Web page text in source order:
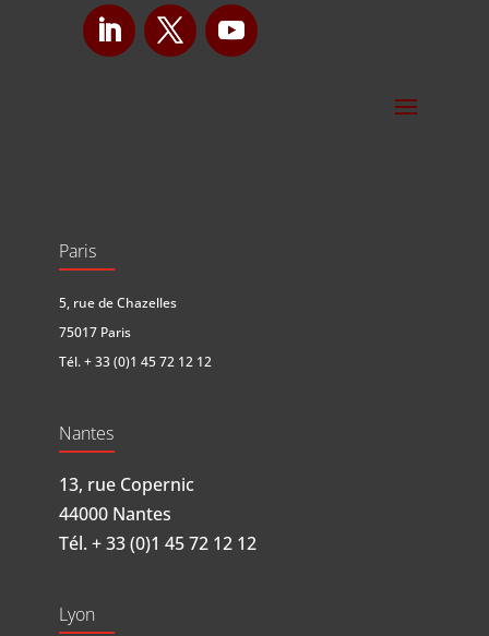
Paris
5, rue de Chazelles
75017 Paris
Tél.+ 33 (0)1 45 72 12 12
Nantes
13, rue Copernic
44000 Nantes
Tél. + 33 (0)1 45 72 12 12
Lyon